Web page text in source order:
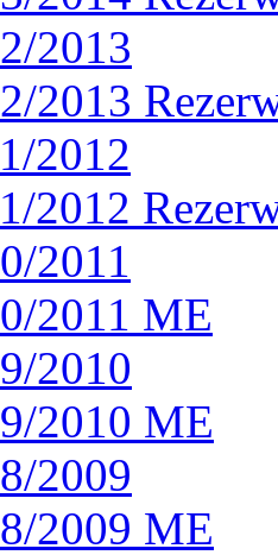
2013
2013
2012
2012
2011
2011 ME
2010
2010 ME
2009
2009 ME